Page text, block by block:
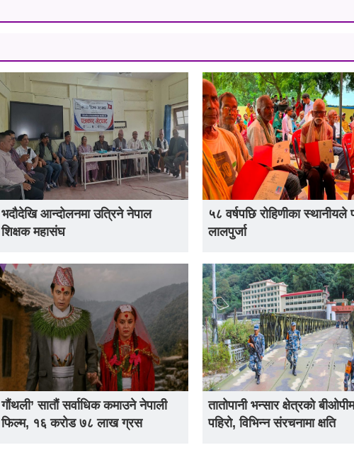
भदौदेखि आन्दोलनमा उत्रिने नेपाल
शिक्षक महासंघ
५८ वर्षपछि रोहिणीका स्थानीयले
लालपुर्जा
गौंथली’ सातौं सर्वाधिक कमाउने नेपाली
फिल्म, १६ करोड ७८ लाख ग्रस
तातोपानी भन्सार क्षेत्रको
पहिरो, विभिन्न संरचनामा क्षति